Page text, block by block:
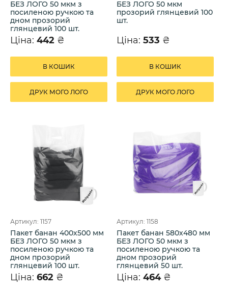
БЕЗ ЛОГО 50 мкм з
посиленою ручкою та
дном прозорий
глянцевий 100 шт.
Ціна: 442 ₴
В КОШИК
ДРУК МОГО ЛОГО
БЕЗ ЛОГО 50 мкм
прозорий глянцевий 100
шт.
Ціна: 533 ₴
В КОШИК
ДРУК МОГО ЛОГО
Артикул: 1157
Пакет банан 400х500 мм
БЕЗ ЛОГО 50 мкм з
посиленою ручкою та
дном прозорий
глянцевий 100 шт.
Ціна: 662 ₴
Артикул: 1158
Пакет банан 580х480 мм
БЕЗ ЛОГО 50 мкм з
посиленою ручкою та
дном прозорий
глянцевий 50 шт.
Ціна: 464 ₴